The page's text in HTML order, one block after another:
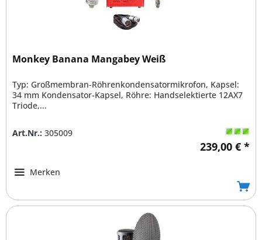
Monkey Banana Mangabey Weiß
Typ: Großmembran-Röhrenkondensatormikrofon, Kapsel:
34 mm Kondensator-Kapsel, Röhre: Handselektierte 12AX7
Triode,...
Art.Nr.: 305009
239,00 € *
Merken